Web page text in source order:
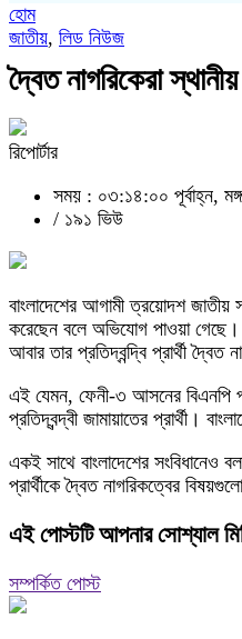
হোম
জাতীয়, লিড নিউজ
দ্বৈত নাগরিকেরা
রিপোর্টার
সময় : ০৩:১৪:০০ পূর্বাহ্ন,
/ ১৯১ ভিউ
বাংলাদেশের আগামী ত্রয়োদশ জাতীয়
করেছেন বলে অভিযোগ পাওয়া
আবার তার প্রতিদ্বন্দ্বি প্রার্থী
এই যেমন, ফেনী-৩ আসনের বিএনপি
প্রতিদ্বন্দ্বী জামায়াতের প্রার্থী।
একই সাথে বাংলাদেশের সংবিধানেও
প্রার্থীকে দ্বৈত নাগরিকত্বের
এই পোস্টটি আপনার সোশ্যাল
সম্পর্কিত পোস্ট